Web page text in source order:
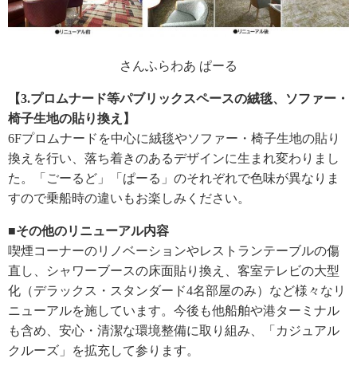
さんふらわあ ぱーる
【3.プロムナード等パブリックスペースの絨毯、ソファー・
椅子生地の貼り換え】
6Fプロムナードを中心に絨毯やソファー・椅子生地の貼り
換えを行い、落ち着きのあるデザインに生まれ変わりまし
た。「ごーるど」「ぱーる」のそれぞれで色味が異なりま
すので乗船時の違いもお楽しみください。
■その他のリニューアル内容
喫煙コーナーのリノベーションやレストランテーブルの傷
直し、シャワーブースの床面貼り換え、客室テレビの大型
化（デラックス・スタンダード4名部屋のみ）など様々なリ
ニューアルを施しています。今後も他船舶や港ターミナル
も含め、安心・清潔な環境整備に取り組み、「カジュアル
クルーズ」を拡充して参ります。